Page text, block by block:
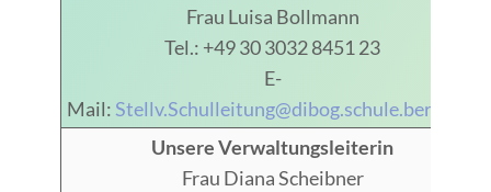
Frau Luisa Bollmann
Tel.: +49 30 3032 8451 23
E-
Mail: Stellv.Schulleitung@dibog.schule.berlin.de
Unsere Verwaltungsleiterin
Frau Diana Scheibner